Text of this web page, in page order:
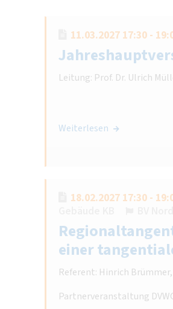
11.03.2027 17:30 -
Leitung: Prof. Dr. Ulrich
Weiterlesen
18.02.2027 17:30 -
einer
Referent: Hinrich
Partnerveranstaltung